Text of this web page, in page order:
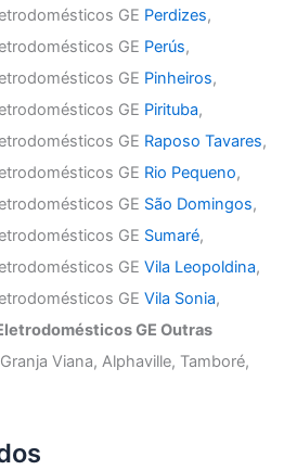
GE Perdizes,
GE Perús,
GE Pinheiros,
GE Pirituba,
GE Raposo Tavares,
GE Rio Pequeno,
GE São Domingos,
GE Sumaré,
GEVila Leopoldina,
GEVila Sonia,
GE Outras
Viana, Alphaville, Tamboré,